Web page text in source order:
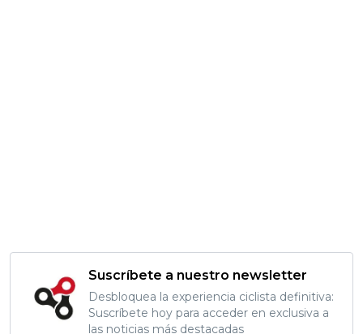
Suscríbete a nuestro newsletter
Desbloquea la experiencia ciclista definitiva:
Suscríbete hoy para acceder en exclusiva a
las noticias más destacadas